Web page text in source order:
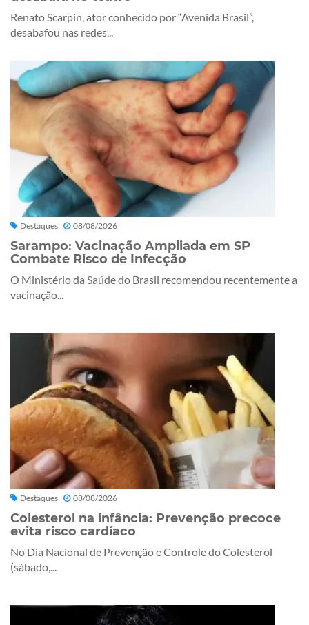
Renato Scarpin, ator conhecido por “Avenida Brasil”,
desabafou nas redes...
Destaques 08/08/2026
Sarampo: Vacinação Ampliada em SP
Combate Risco de Infecção
O Ministério da Saúde do Brasil recomendou recentemente a
vacinação...
Destaques 08/08/2026
Colesterol na infância: Prevenção precoce
evita risco cardíaco
No Dia Nacional de Prevenção e Controle do Colesterol
(sábado,...